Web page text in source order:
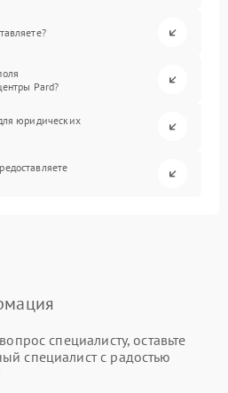
Pard?
юридических
специалисту, оставьте
специалист с радостью